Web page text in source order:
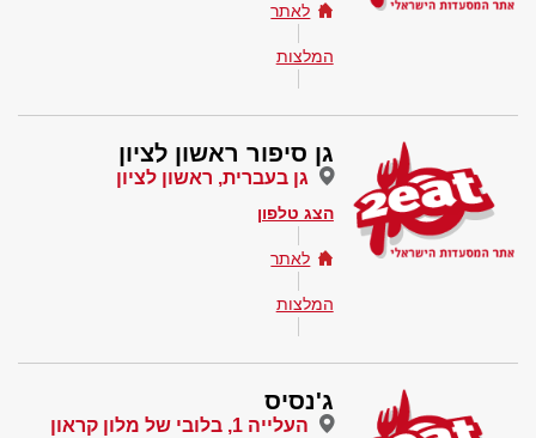
לאתר
המלצות
גן סיפור ראשון לציון
גן בעברית, ראשון לציון
הצג טלפון
לאתר
המלצות
ג'נסיס
העלייה 1, בלובי של מלון קראון